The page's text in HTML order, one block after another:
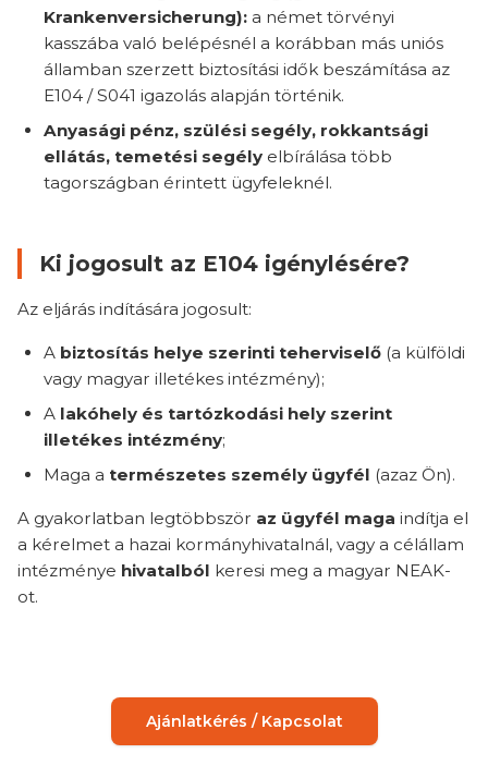
Krankenversicherung): a német törvényi
kasszába való belépésnél a korábban más uniós
államban szerzett biztosítási idők beszámítása az
E104 / S041 igazolás alapján történik.
Anyasági pénz, szülési segély, rokkantsági
ellátás, temetési segély elbírálása több
tagországban érintett ügyfeleknél.
Ki jogosult az E104 igénylésére?
Az eljárás indítására jogosult:
A biztosítás helye szerinti teherviselő (a külföldi
vagy magyar illetékes intézmény);
A lakóhely és tartózkodási hely szerint
illetékes intézmény;
Maga a természetes személy ügyfél (azaz Ön).
A gyakorlatban legtöbbször az ügyfél maga indítja el
a kérelmet a hazai kormányhivatalnál, vagy a célállam
intézménye hivatalból keresi meg a magyar NEAK-
ot.
Ajánlatkérés / Kapcsolat